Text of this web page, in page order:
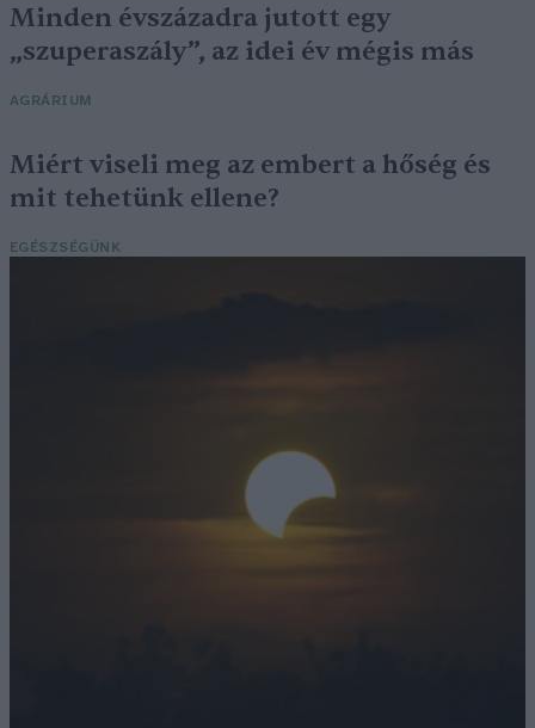
Minden évszázadra jutott egy
„szuperaszály”, az idei év mégis más
AGRÁRIUM
Miért viseli meg az embert a hőség és
mit tehetünk ellene?
EGÉSZSÉGÜNK